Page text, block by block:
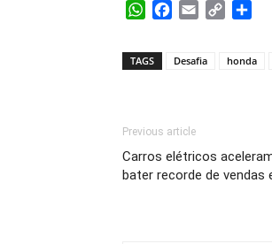
WhatsApp
Facebook
Email Copy
TAGS Desafia honda
Previous article
Carros elétricos
bater recorde de vendas